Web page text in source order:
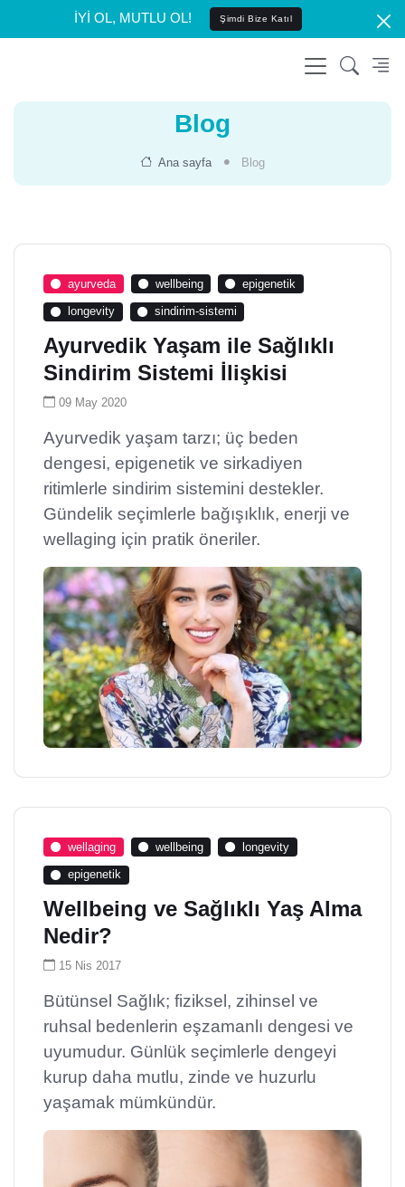
İYİ OL, MUTLU OL! Şimdi Bize Katıl
Blog
Ana sayfa Blog
ayurveda wellbeing epigenetik
longevity sindirim-sistemi
Ayurvedik Yaşam ile Sağlıklı
Sindirim Sistemi İlişkisi
09 May 2020
Ayurvedik yaşam tarzı; üç beden
dengesi, epigenetik ve sirkadiyen
ritimlerle sindirim sistemini destekler.
Gündelik seçimlerle bağışıklık, enerji ve
wellaging için pratik öneriler.
wellaging wellbeing longevity
epigenetik
Wellbeing ve Sağlıklı Yaş Alma
Nedir?
15 Nis 2017
Bütünsel Sağlık; fiziksel, zihinsel ve
ruhsal bedenlerin eşzamanlı dengesi ve
uyumudur. Günlük seçimlerle dengeyi
kurup daha mutlu, zinde ve huzurlu
yaşamak mümkündür.